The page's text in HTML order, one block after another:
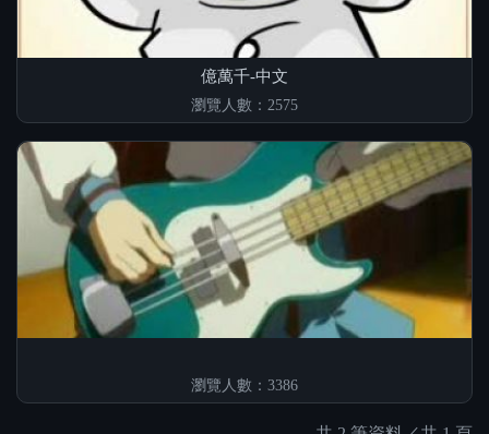
億萬千-中文
瀏覽人數：2575
瀏覽人數：3386